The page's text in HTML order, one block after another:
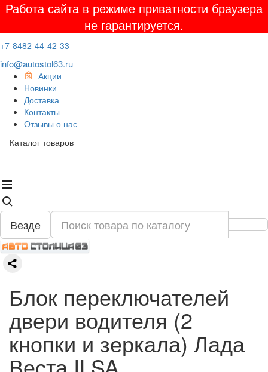
Работа сайта в режиме приватности браузера
не гарантируется.
+7-8482-44-42-33
info@autostol63.ru
Акции
Новинки
Доставка
Контакты
Отзывы о нас
Каталог товаров
Везде
Блок переключателей
двери водителя (2
кнопки и зеркала) Лада